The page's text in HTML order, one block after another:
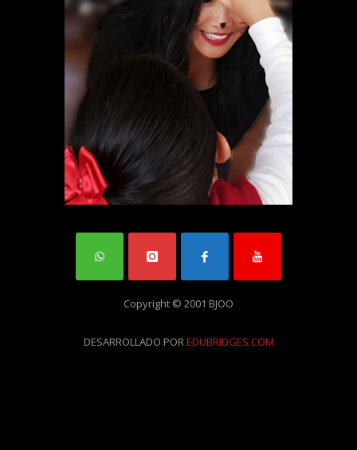
Copyright © 2001 BJOO
DESARROLLADO POREDUBRIDGES.COM